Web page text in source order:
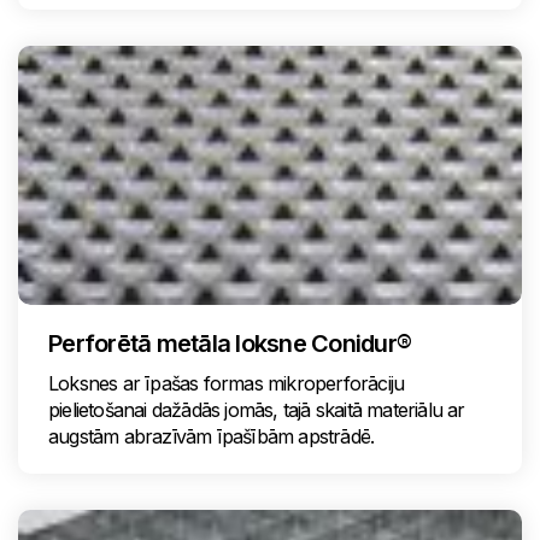
Perforētā metāla loksne Conidur®
Loksnes ar īpašas formas mikroperforāciju
pielietošanai dažādās jomās, tajā skaitā materiālu ar
augstām abrazīvām īpašībām apstrādē.